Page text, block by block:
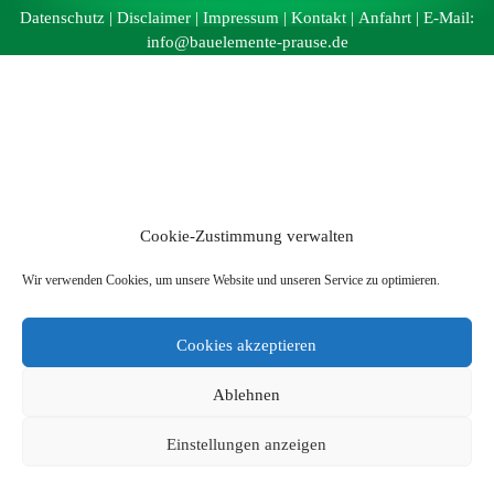
Cookie-Zustimmung verwalten
Wir verwenden Cookies, um unsere Website und unseren Service zu optimieren.
Cookies akzeptieren
Ablehnen
Einstellungen anzeigen
Datenschutz | Disclaimer | Impressum | Kontakt | Anfahrt | E-Mail:
info@bauelemente-prause.de